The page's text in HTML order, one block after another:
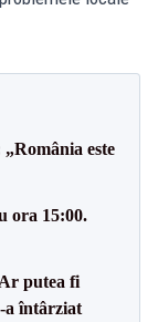
este
ora 15:00.
putea fi
a întârziat